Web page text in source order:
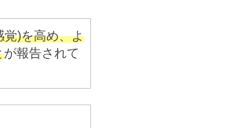
覚)を高め、よ
が報告されて